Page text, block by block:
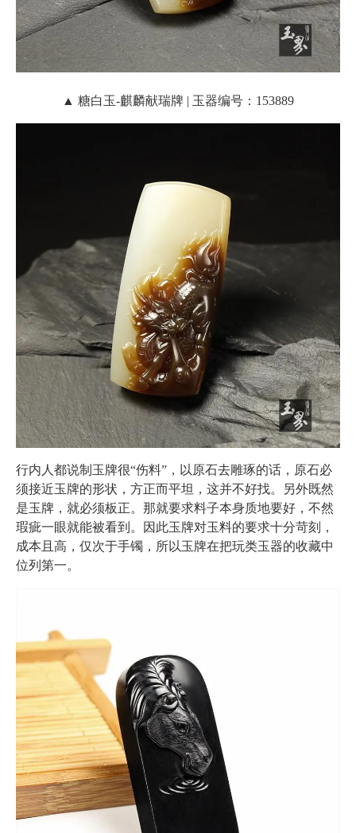
▲ 糖白玉-麒麟献瑞牌 | 玉器编号：153889
行内人都说制玉牌很“伤料”，以原石去雕琢的话，原石必
须接近玉牌的形状，方正而平坦，这并不好找。另外既然
是玉牌，就必须板正。那就要求料子本身质地要好，不然
瑕疵一眼就能被看到。因此玉牌对玉料的要求十分苛刻，
成本且高，仅次于手镯，所以玉牌在把玩类玉器的收藏中
位列第一。